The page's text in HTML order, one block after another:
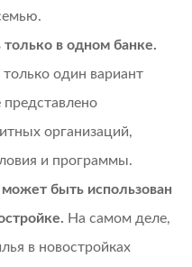
в одном банке.
один вариант
организаций,
и программы.
быть использован
На самом деле,
в новостройках